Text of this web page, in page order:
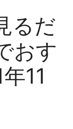
るだ
おす
11